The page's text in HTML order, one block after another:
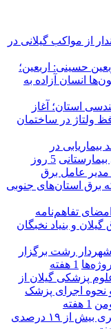
از مواکب گیلانی در
حسینی: اربعین؛
انسان آزاده به
استان؛ آغاز
ولتاژ در ساختمان
در
5 روز
مدیر عامل برق
برق استان‌های جنوبی
تفاهم‌نامه
و بنیاد نخبگان
رشت برگزار
1 هفته
پزشکی گیلان از
و نحوه اجرای پزشک
1 هفته
با استفاده از تعمیرات خط گرم جلوگیری بیش از ۱۹ درصدی